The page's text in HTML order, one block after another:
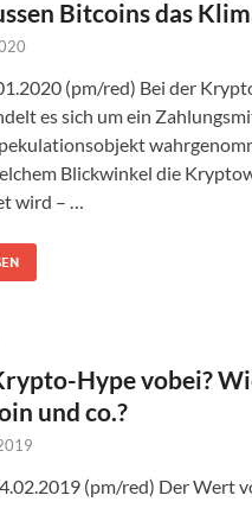
Bitcoins das
(pm/red) Bei der
es sich um ein
Blickwinkel die
wird – …
Hype vobei?
und co.?
(pm/red) Der Wert